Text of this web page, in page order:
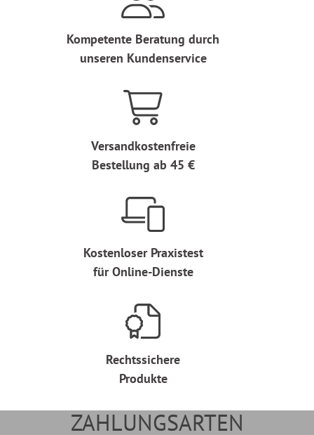
Kompetente Beratung durch
unseren Kundenservice
Versandkostenfreie
Bestellung ab 45 €
Kostenloser Praxistest
für Online-Dienste
Rechtssichere
Produkte
ZAHLUNGSARTEN